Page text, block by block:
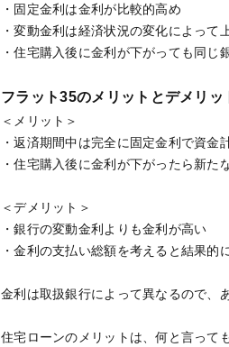
・固定金利は金利が比較的高め
・変動金利は経済状況の変化によって
・住宅購入後に金利が下がっても同じ
フラット35のメリットとデメリッ
＜メリット＞
・返済期間中は完全に固定金利で資金
・住宅購入後に金利が下がったら新た
＜デメリット＞
・銀行の変動金利よりも金利が高い
・金利の支払い総額を考えると結果的
金利は取扱銀行によって異なるので、
住宅ローンのメリットは、何と言って